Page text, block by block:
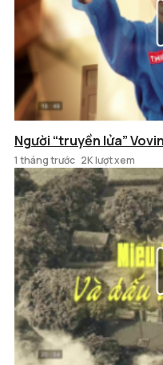
Người “truyền lửa”
1 tháng trước 2K lượt xem